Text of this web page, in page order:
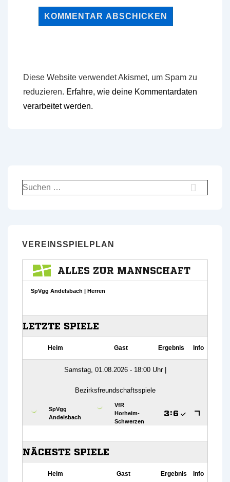
Diese Website verwendet Akismet, um Spam zu
reduzieren. Erfahre, wie deine Kommentardaten
verarbeitet werden.
Suchen
nach:
VEREINSSPIELPLAN